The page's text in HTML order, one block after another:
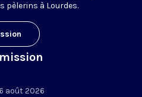
pèlerins à Lourdes.
août 2026